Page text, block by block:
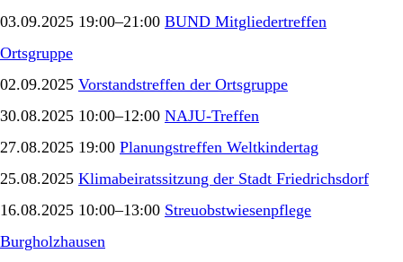
03.09.2025 19:00–21:00 BUND Mitgliedertreffen
Ortsgruppe
02.09.2025 Vorstandstreffen der Ortsgruppe
30.08.2025 10:00–12:00 NAJU-Treffen
27.08.2025 19:00 Planungstreffen Weltkindertag
25.08.2025 Klimabeiratssitzung der Stadt Friedrichsdorf
16.08.2025 10:00–13:00 Streuobstwiesenpflege
Burgholzhausen